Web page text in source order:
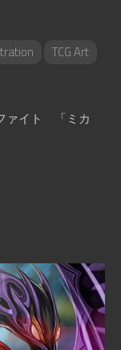
TCG Art
ァイト 「ミカ